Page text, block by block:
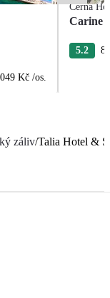
Kč /os.
Černá
Carine
5.2
záliv/Talia Hotel &